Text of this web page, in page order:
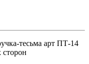
тесьма арт ПТ-14
сторон